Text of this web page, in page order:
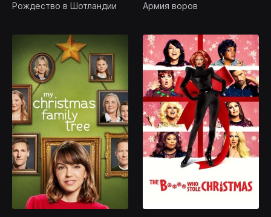
Рождество в Шотландии Армия воров